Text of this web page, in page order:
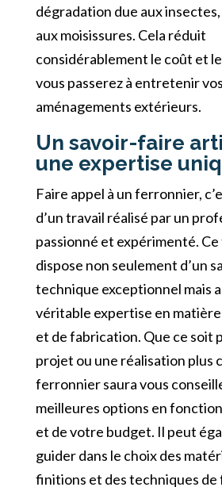
dégradation due aux insectes,
aux moisissures. Cela réduit
considérablement le coût et
vous passerez à entretenir vos
aménagements extérieurs.
Un savoir-faire
une expertise
Faire appel à un ferronnier,
d’un travail réalisé par un
passionné et expérimenté. Ce
dispose non seulement d’un
technique exceptionnel mais
véritable expertise en
et de fabrication. Que ce soit
projet ou une réalisation plus
ferronnier saura vous
meilleures options en
et de votre budget. Il peut
guider dans le choix des
finitions et des techniques